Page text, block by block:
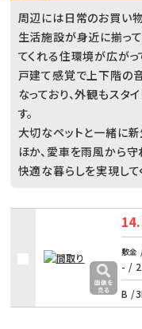
周辺には日常のお買い
生活施設が身近に揃っ
てくれる住環境が広がっ
戸建て感覚で上下階の
なっており、外観もスタ
す。
大切なペットと一緒に
ほか、愛車を雨風から守
快適な暮らしを実現して
敷金
- / 2
B /